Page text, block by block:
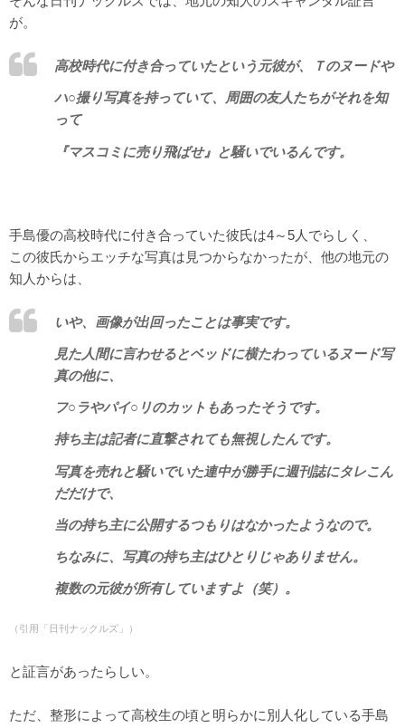
が。
高校時代に付き合っていたという元彼が、Ｔのヌードや
ハ○撮り写真を持っていて、周囲の友人たちがそれを知
って
『マスコミに売り飛ばせ』と騒いでいるんです。
手島優の高校時代に付き合っていた彼氏は4～5人でらしく、
この彼氏からエッチな写真は見つからなかったが、他の地元の
知人からは、
いや、画像が出回ったことは事実です。
見た人間に言わせるとベッドに横たわっているヌード写
真の他に、
フ○ラやパイ○リのカットもあったそうです。
持ち主は記者に直撃されても無視したんです。
写真を売れと騒いでいた連中が勝手に週刊誌にタレこん
だだけで、
当の持ち主に公開するつもりはなかったようなので。
ちなみに、写真の持ち主はひとりじゃありません。
複数の元彼が所有していますよ（笑）。
（引用「日刊ナックルズ」）
と証言があったらしい。
ただ、整形によって高校生の頃と明らかに別人化している手島